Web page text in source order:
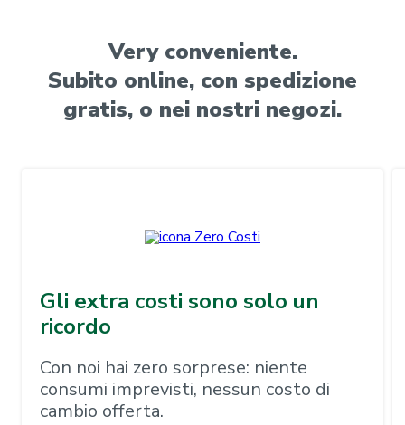
Very conveniente.
Subito online, con spedizione
gratis, o nei nostri negozi.
Gli extra costi sono solo un
ricordo
Con noi hai zero sorprese: niente
consumi imprevisti, nessun costo di
cambio offerta.